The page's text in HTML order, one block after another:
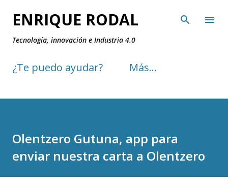
Ir al contenido principal
ENRIQUE RODAL
Tecnología, innovación e Industria 4.0
¿Te puedo ayudar? Más…
Olentzero Gutuna, app para
enviar nuestra carta a Olentzero